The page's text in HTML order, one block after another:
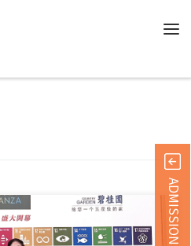
ADMISSION